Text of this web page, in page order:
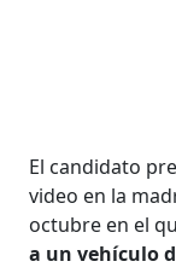
El candidato
video en la
octubre en el
a un vehículo